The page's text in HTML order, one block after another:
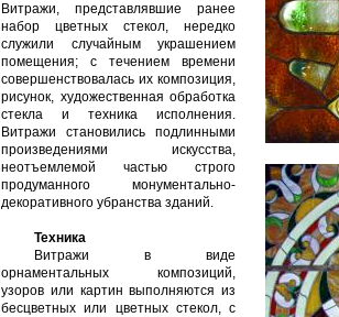
Витражи, представлявшие ранее
набор цветных стекол, нередко
служили случайным украшением
помещения; с течением времени
совершенствовалась их композиция,
рисунок, художественная обработка
стекла и техника исполнения.
Витражи становились подлинными
произведениями искусства,
неотъемлемой частью строго
продуманного монументально-
декоративного убранства зданий.
Техника
Витражи в виде
орнаментальных композиций,
узоров или картин выполняются из
бесцветных или цветных стекол, с